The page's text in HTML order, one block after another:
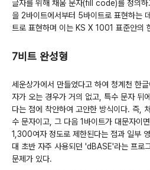
글자를 위해 채움 문자(fill code)를 정의
을 2바이트에서부터 5바이트로 표현하는
트로 표현하며 이는 KS X 1001 표준안의
7비트 완성형
세운상가에서 만들었다고 하여 청계천 한
자가 오는 경우가 거의 없고, 특수 문자 뒤
다는 점에 착안하여 고안한 방식이다. 즉,
수 문자이고, 그 다음 1바이트가 대문자이
1,300여자 정도로 제한된다는 점과 일부
대 초반 자주 사용되던 'dBASE'라는 프로
문제가 있다.